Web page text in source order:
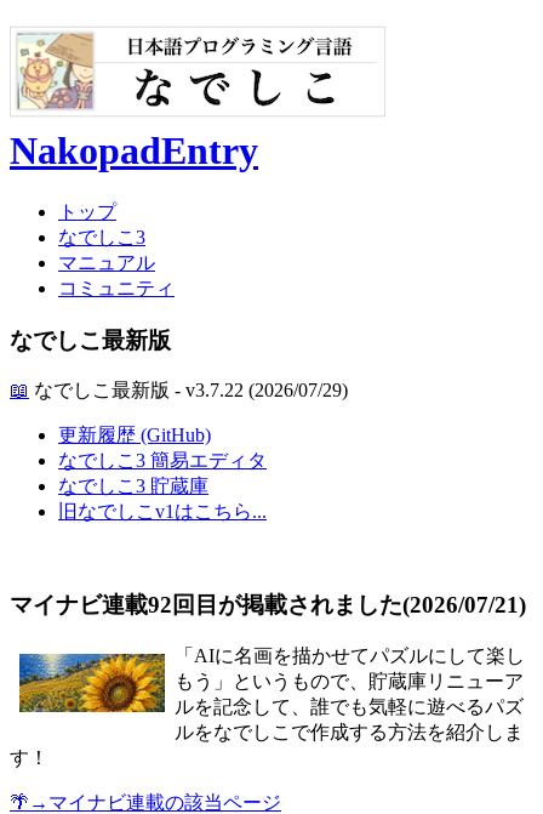
NakopadEntry
トップ
なでしこ3
マニュアル
コミュニティ
なでしこ最新版
📖 なでしこ最新版 - v3.7.22 (2026/07/29)
更新履歴 (GitHub)
なでしこ3 簡易エディタ
なでしこ3 貯蔵庫
旧なでしこv1はこちら...
マイナビ連載92回目が掲載されました(2026/07/21)
「AIに名画を描かせてパズルにして楽し
もう」というもので、貯蔵庫リニューア
ルを記念して、誰でも気軽に遊べるパズ
ルをなでしこで作成する方法を紹介しま
す！
🌴→マイナビ連載の該当ページ